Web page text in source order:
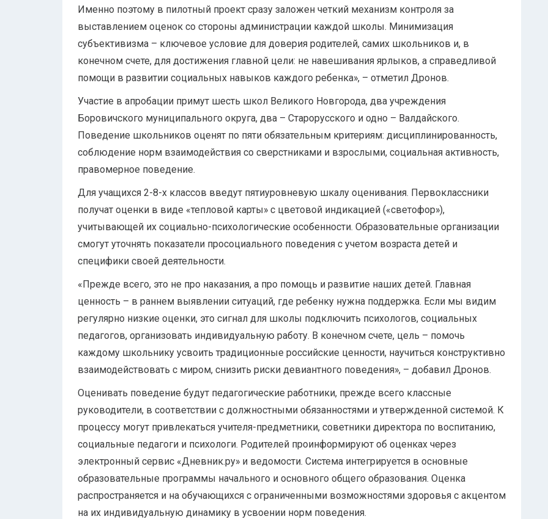
Именно поэтому в пилотный проект сразу заложен четкий механизм контроля за
выставлением оценок со стороны администрации каждой школы. Минимизация
субъективизма – ключевое условие для доверия родителей, самих школьников и, в
конечном счете, для достижения главной цели: не навешивания ярлыков, а справедливой
помощи в развитии социальных навыков каждого ребенка», – отметил Дронов.
Участие в апробации примут шесть школ Великого Новгорода, два учреждения
Боровичского муниципального округа, два – Старорусского и одно – Валдайского.
Поведение школьников оценят по пяти обязательным критериям: дисциплинированность,
соблюдение норм взаимодействия со сверстниками и взрослыми, социальная активность,
правомерное поведение.
Для учащихся 2-8-х классов введут пятиуровневую шкалу оценивания. Первоклассники
получат оценки в виде «тепловой карты» с цветовой индикацией («светофор»),
учитывающей их социально-психологические особенности. Образовательные организации
смогут уточнять показатели просоциального поведения с учетом возраста детей и
специфики своей деятельности.
«Прежде всего, это не про наказания, а про помощь и развитие наших детей. Главная
ценность – в раннем выявлении ситуаций, где ребенку нужна поддержка. Если мы видим
регулярно низкие оценки, это сигнал для школы подключить психологов, социальных
педагогов, организовать индивидуальную работу. В конечном счете, цель – помочь
каждому школьнику усвоить традиционные российские ценности, научиться конструктивно
взаимодействовать с миром, снизить риски девиантного поведения», – добавил Дронов.
Оценивать поведение будут педагогические работники, прежде всего классные
руководители, в соответствии с должностными обязанностями и утвержденной системой. К
процессу могут привлекаться учителя-предметники, советники директора по воспитанию,
социальные педагоги и психологи. Родителей проинформируют об оценках через
электронный сервис «Дневник.ру» и ведомости. Система интегрируется в основные
образовательные программы начального и основного общего образования. Оценка
распространяется и на обучающихся с ограниченными возможностями здоровья с акцентом
на их индивидуальную динамику в усвоении норм поведения.